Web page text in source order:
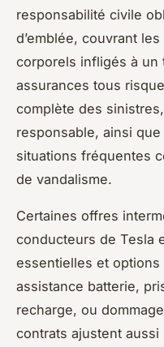
responsabilité civile
d’emblée, couvrant
corporels infligés à un
assurances tous
complète des
responsable, ainsi
situations fréquentes
de vandalisme.
Certaines offres
conducteurs de Tesla
essentielles et options
assistance batterie,
recharge, ou
contrats ajustent